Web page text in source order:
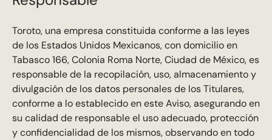
Toroto, una empresa constituida conforme a las leyes
de los Estados Unidos Mexicanos, con domicilio en
Tabasco 166, Colonia Roma Norte, Ciudad de México, es
responsable de la recopilación, uso, almacenamiento y
divulgación de los datos personales de los Titulares,
conforme a lo establecido en este Aviso, asegurando en
su calidad de responsable el uso adecuado, protección
y confidencialidad de los mismos, observando en todo